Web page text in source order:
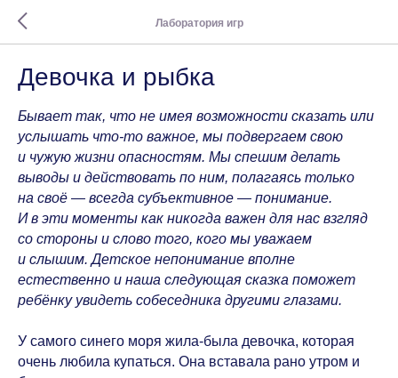
Лаборатория игр
Девочка и рыбка
Бывает так, что не имея возможности сказать или
услышать что-то важное, мы подвергаем свою
и чужую жизни опасностям. Мы спешим делать
выводы и действовать по ним, полагаясь только
на своё — всегда субъективное — понимание.
И в эти моменты как никогда важен для нас взгляд
со стороны и слово того, кого мы уважаем
и слышим. Детское непонимание вполне
естественно и наша следующая сказка поможет
ребёнку увидеть собеседника другими глазами.
У самого синего моря жила-была девочка, которая
очень любила купаться. Она вставала рано утром и